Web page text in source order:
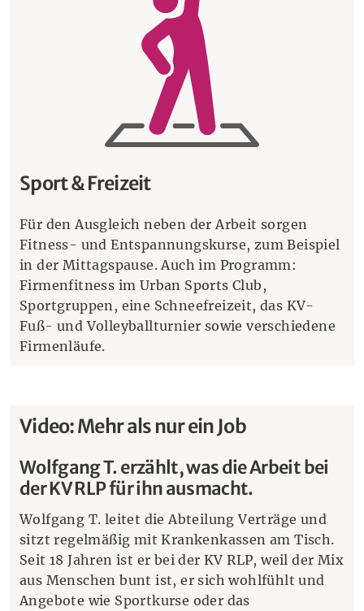
Sport & Freizeit
Für den Ausgleich neben der Arbeit sorgen
Fitness- und Entspannungskurse, zum Beispiel
in der Mittagspause. Auch im Programm:
Firmenfitness im Urban Sports Club,
Sportgruppen, eine Schneefreizeit, das KV-
Fuß- und Volleyballturnier sowie verschiedene
Firmenläufe.
Video: Mehr als nur ein Job
Wolfgang T. erzählt, was die Arbeit bei
der KV RLP für ihn ausmacht.
Wolfgang T. leitet die Abteilung Verträge und
sitzt regelmäßig mit Krankenkassen am Tisch.
Seit 18 Jahren ist er bei der KV RLP, weil der Mix
aus Menschen bunt ist, er sich wohlfühlt und
Angebote wie Sportkurse oder das